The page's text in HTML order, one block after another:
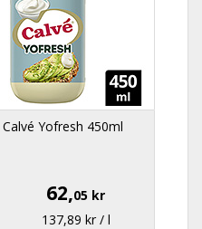
Calvé Yofresh 450ml
62,05 kr
137,89 kr / l